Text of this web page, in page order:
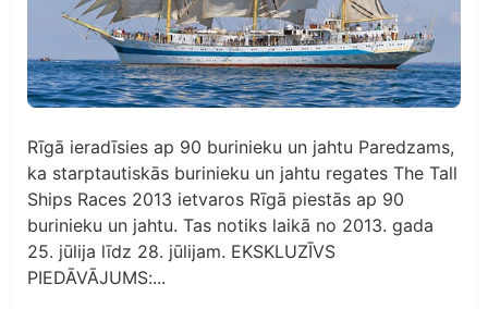
Rīgā ieradīsies ap 90 burinieku un jahtu Paredzams,
ka starptautiskās burinieku un jahtu regates The Tall
Ships Races 2013 ietvaros Rīgā piestās ap 90
burinieku un jahtu. Tas notiks laikā no 2013. gada
25. jūlija līdz 28. jūlijam. EKSKLUZĪVS
PIEDĀVĀJUMS:...